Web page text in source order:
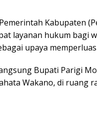
Kabupaten
layanan hukum bagi
upaya
Bupati Parigi
Wakano, di ruang